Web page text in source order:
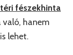
fészekhinta
hanem
lehet.